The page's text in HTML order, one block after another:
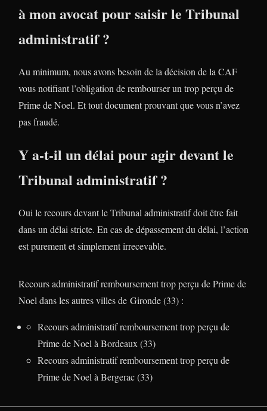
à mon avocat pour saisir le Tribunal
administratif ?
Au minimum, nous avons besoin de la décision de la CAF
vous notifiant l’obligation de rembourser un trop perçu de
Prime de Noel. Et tout document prouvant que vous n’avez
pas fraudé.
Y a-t-il un délai pour agir devant le
Tribunal administratif ?
Oui le recours devant le Tribunal administratif doit être fait
dans un délai stricte. En cas de dépassement du délai, l’action
est purement et simplement irrecevable.
Recours administratif remboursement trop perçu de Prime de
Noel dans les autres villes de Gironde (33) :
Recours administratif remboursement trop perçu de
Prime de Noel à Bordeaux (33)
Recours administratif remboursement trop perçu de
Prime de Noel à Bergerac (33)